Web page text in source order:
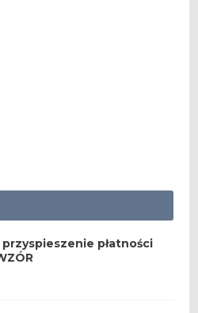
przyspieszenie płatności